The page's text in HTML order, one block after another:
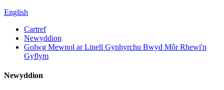
English
Cartref
Newyddion
Golwg Mewnol ar Linell Gynhyrchu Bwyd Môr Rhewi'n
Gyflym
Newyddion